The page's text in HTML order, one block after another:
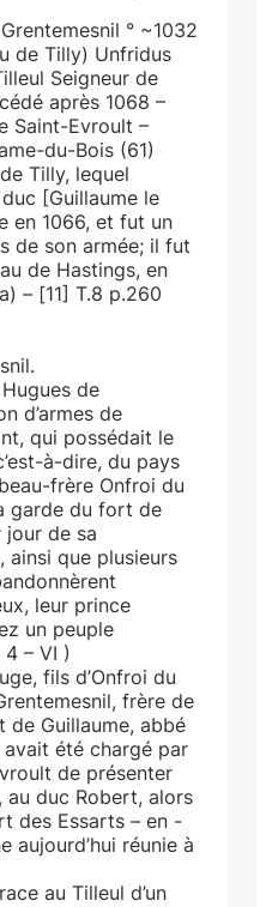
° ~1032
de Tilly) Unfridus
Seigneur de
après 1068 –
Saint-Evroult –
du-Bois (61)
Tilly, lequel
[Guillaume le
en 1066, et fut un
de son armée; il fut
de Hastings, en
– [11] T.8 p.260
de
d’armes de
qui possédait le
à-dire, du pays
frère Onfroi du
garde du fort de
jour de sa
que plusieurs
leur prince
un peuple
– VI )
fils d’Onfroi du
frère de
de Guillaume, abbé
été chargé par
de présenter
au duc Robert, alors
des Essarts – en -
aujourd’hui réunie à
au Tilleul d’un